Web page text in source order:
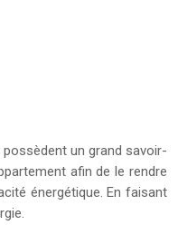
un grand savoir-
afin de le rendre
énergétique. En faisant